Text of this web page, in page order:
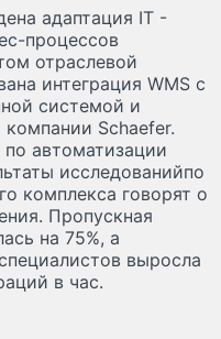
адаптация IT -
процессов
отраслевой
интеграция WMS с
системой и
Schaefer.
автоматизации
исследованийпо
комплекса говорят о
Пропускная
на 75%, а
выросла
в час.